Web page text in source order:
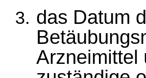
das Datum
Arzneimittel